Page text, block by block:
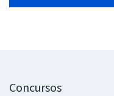
Concursos